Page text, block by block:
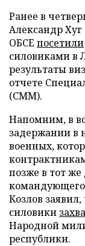
Ранее в
Александр
ОБСЕ посетили
силовиками в
результаты
отчете
(СММ).
Напомним, в
задержании в
военных,
позже в тот
Козлов
силовики
Народной
республики.